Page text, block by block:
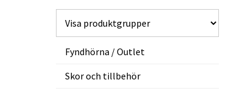
Fyndhörna / Outlet
Skor och tillbehör